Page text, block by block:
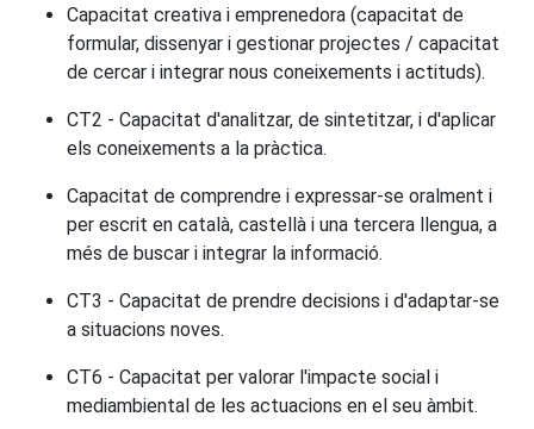
Capacitat creativa i emprenedora (capacitat de
formular, dissenyar i gestionar projectes / capacitat
de cercar i integrar nous coneixements i actituds).
CT2 - Capacitat d'analitzar, de sintetitzar, i d'aplicar
els coneixements a la pràctica.
Capacitat de comprendre i expressar-se oralment i
per escrit en català, castellà i una tercera llengua, a
més de buscar i integrar la informació.
CT3 - Capacitat de prendre decisions i d'adaptar-se
a situacions noves.
CT6 - Capacitat per valorar l'impacte social i
mediambiental de les actuacions en el seu àmbit.